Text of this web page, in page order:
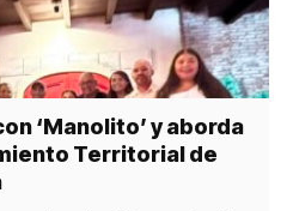
‘Manolito’ y aborda
Territorial de